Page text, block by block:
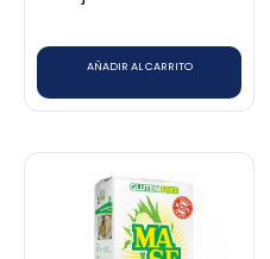
AÑADIR AL CARRITO